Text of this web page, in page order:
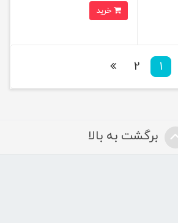
1
2
برگشت به بالا